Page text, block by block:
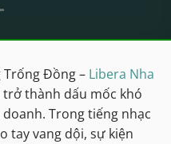
Đồng – Libera Nha
thành dấu mốc khó
Trong tiếng nhạc
tay vang dội, sự kiện